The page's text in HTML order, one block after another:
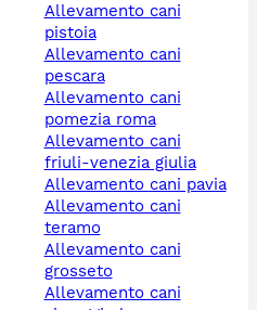
allevamento cani
pistoia
allevamento cani
pescara
allevamento cani
pomezia roma
allevamento cani
friuli-venezia giulia
allevamento cani pavia
allevamento cani
teramo
allevamento cani
grosseto
allevamento cani